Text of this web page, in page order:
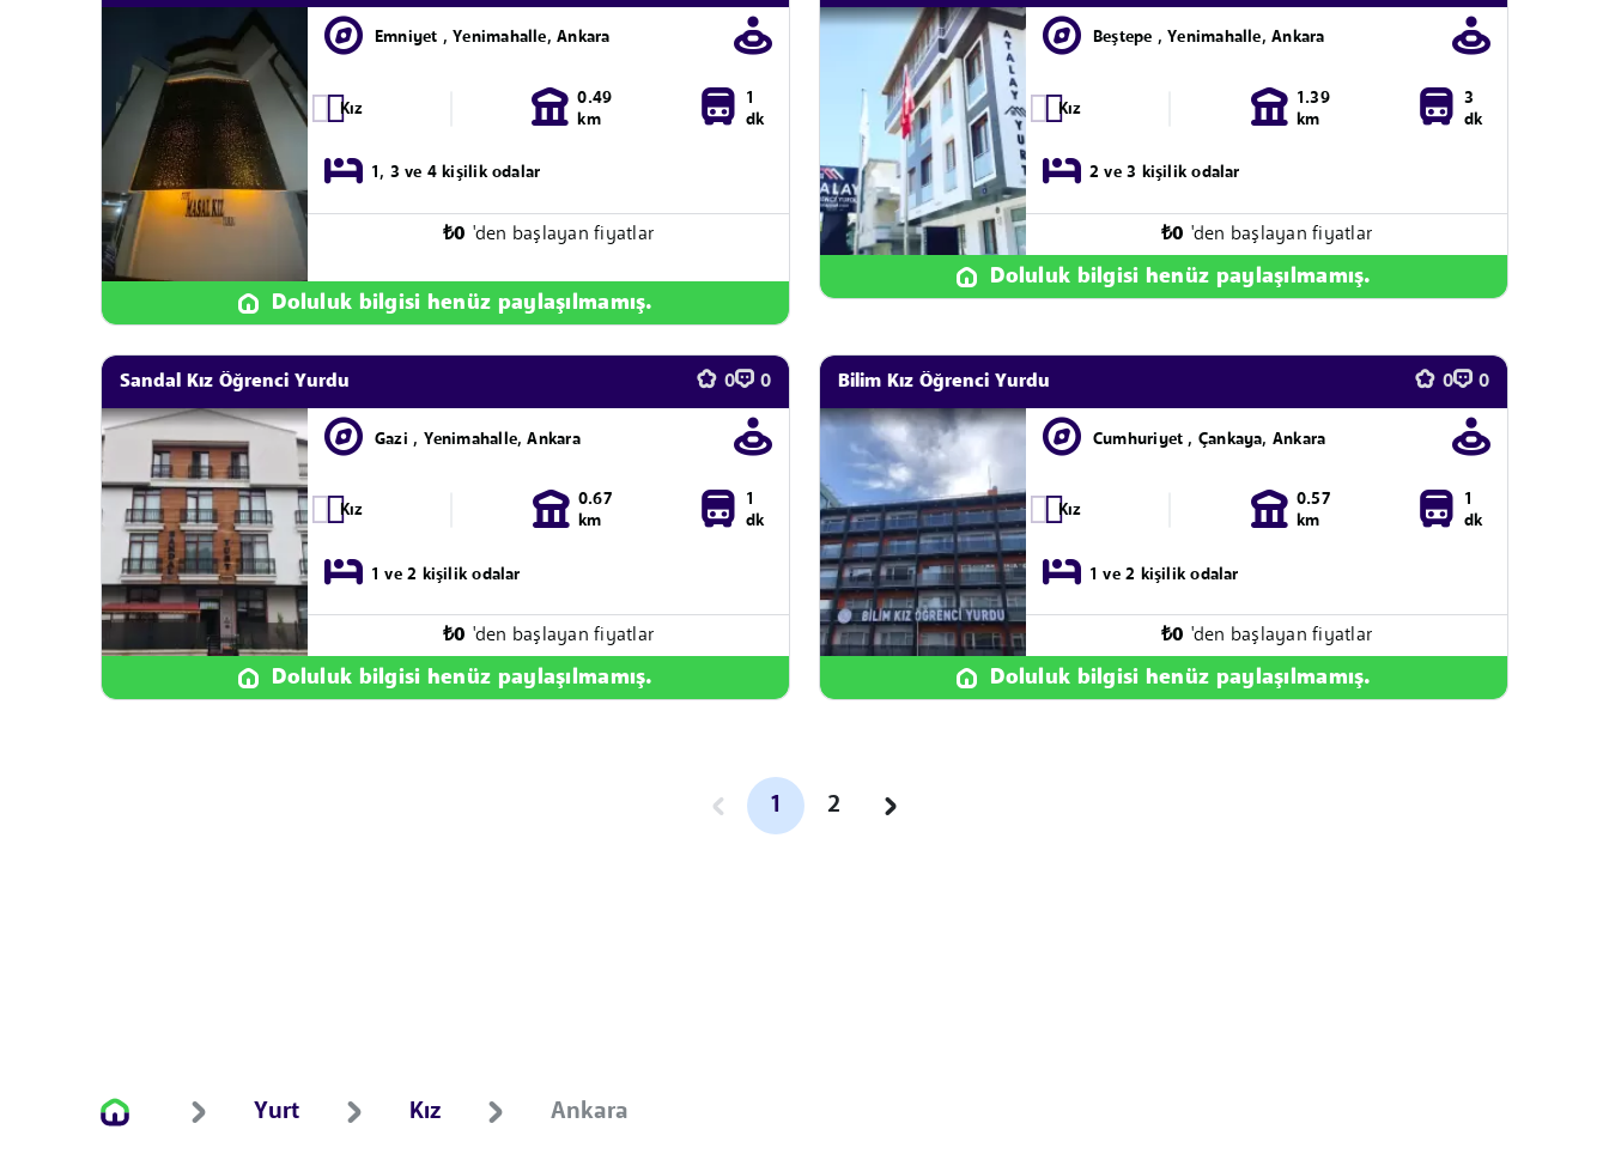
Emniyet , Yenimahalle, Ankara
Kız
0.49
km
1
dk
1, 3 ve 4 kişilik odalar
₺0 'den başlayan fiyatlar
Doluluk bilgisi henüz paylaşılmamış.
Beştepe , Yenimahalle, Ankara
Kız
1.39
km
3
dk
2 ve 3 kişilik odalar
₺0 'den başlayan fiyatlar
Doluluk bilgisi henüz paylaşılmamış.
Sandal Kız Öğrenci Yurdu 0 0
Gazi , Yenimahalle, Ankara
Kız
0.67
km
1
dk
1 ve 2 kişilik odalar
₺0 'den başlayan fiyatlar
Doluluk bilgisi henüz paylaşılmamış.
Bilim Kız Öğrenci Yurdu 0 0
Cumhuriyet , Çankaya, Ankara
Kız
0.57
km
1
dk
1 ve 2 kişilik odalar
₺0 'den başlayan fiyatlar
Doluluk bilgisi henüz paylaşılmamış.
1 2
Yurt Kız Ankara